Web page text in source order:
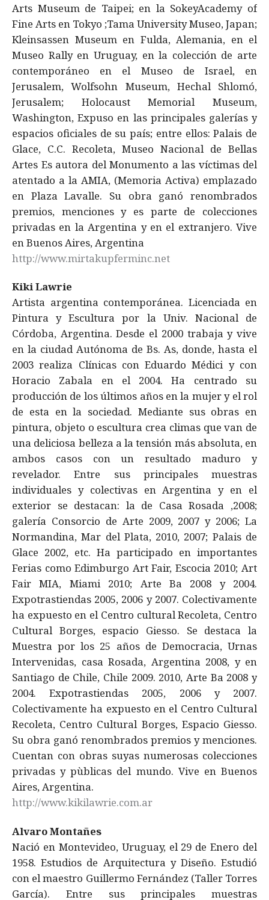
Arts Museum de Taipei; en la SokeyAcademy of
Fine Arts en Tokyo ;Tama University Museo, Japan;
Kleinsassen Museum en Fulda, Alemania, en el
Museo Rally en Uruguay, en la colección de arte
contemporáneo en el Museo de Israel, en
Jerusalem, Wolfsohn Museum, Hechal Shlomó,
Jerusalem; Holocaust Memorial Museum,
Washington, Expuso en las principales galerías y
espacios oficiales de su país; entre ellos: Palais de
Glace, C.C. Recoleta, Museo Nacional de Bellas
Artes Es autora del Monumento a las víctimas del
atentado a la AMIA, (Memoria Activa) emplazado
en Plaza Lavalle. Su obra ganó renombrados
premios, menciones y es parte de colecciones
privadas en la Argentina y en el extranjero. Vive
en Buenos Aires, Argentina
http://www.mirtakupferminc.net
Kiki Lawrie
Artista argentina contemporánea. Licenciada en
Pintura y Escultura por la Univ. Nacional de
Córdoba, Argentina. Desde el 2000 trabaja y vive
en la ciudad Autónoma de Bs. As, donde, hasta el
2003 realiza Clínicas con Eduardo Médici y con
Horacio Zabala en el 2004. Ha centrado su
producción de los últimos años en la mujer y el rol
de esta en la sociedad. Mediante sus obras en
pintura, objeto o escultura crea climas que van de
una deliciosa belleza a la tensión más absoluta, en
ambos casos con un resultado maduro y
revelador. Entre sus principales muestras
individuales y colectivas en Argentina y en el
exterior se destacan: la de Casa Rosada ,2008;
galería Consorcio de Arte 2009, 2007 y 2006; La
Normandina, Mar del Plata, 2010, 2007; Palais de
Glace 2002, etc. Ha participado en importantes
Ferias como Edimburgo Art Fair, Escocia 2010; Art
Fair MIA, Miami 2010; Arte Ba 2008 y 2004.
Expotrastiendas 2005, 2006 y 2007. Colectivamente
ha expuesto en el Centro cultural Recoleta, Centro
Cultural Borges, espacio Giesso. Se destaca la
Muestra por los 25 años de Democracia, Urnas
Intervenidas, casa Rosada, Argentina 2008, y en
Santiago de Chile, Chile 2009. 2010, Arte Ba 2008 y
2004. Expotrastiendas 2005, 2006 y 2007.
Colectivamente ha expuesto en el Centro Cultural
Recoleta, Centro Cultural Borges, Espacio Giesso.
Su obra ganó renombrados premios y menciones.
Cuentan con obras suyas numerosas colecciones
privadas y pùblicas del mundo. Vive en Buenos
Aires, Argentina.
http://www.kikilawrie.com.ar
Alvaro Montañes
Nació en Montevideo, Uruguay, el 29 de Enero del
1958. Estudios de Arquitectura y Diseño. Estudió
con el maestro Guillermo Fernández (Taller Torres
García). Entre sus principales muestras